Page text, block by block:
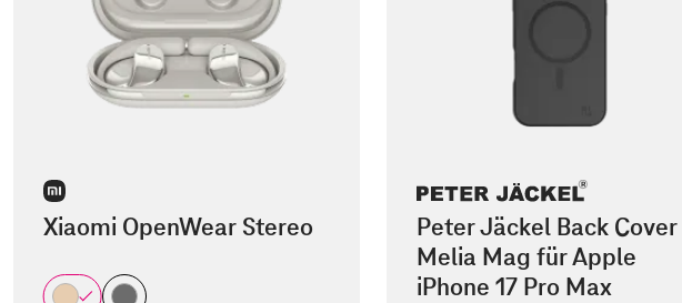
Xiaomi OpenWear Stereo
Peter Jäckel Back Cover
Melia Mag für Apple
iPhone 17 Pro Max